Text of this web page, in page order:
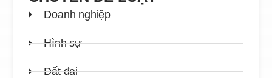
Doanh nghiệp
Hình sự
Đất đai